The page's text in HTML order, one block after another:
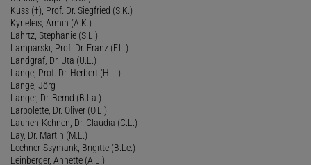
Kuss (†), Prof. Dr. Siegfried (S.K.)
Kyrieleis, Armin (A.K.)
Lahrtz, Stephanie (S.L.)
Lamparski, Prof. Dr. Franz (F.L.)
Landgraf, Dr. Uta (U.L.)
Lange, Prof. Dr. Herbert (H.L.)
Lange, Jörg
Langer, Dr. Bernd (B.La.)
Larbolette, Dr. Oliver (O.L.)
Laurien-Kehnen, Dr. Claudia (C.L.)
Lay, Dr. Martin (M.L.)
Lechner-Ssymank, Brigitte (B.Le.)
Leinberger, Annette (A.L.)